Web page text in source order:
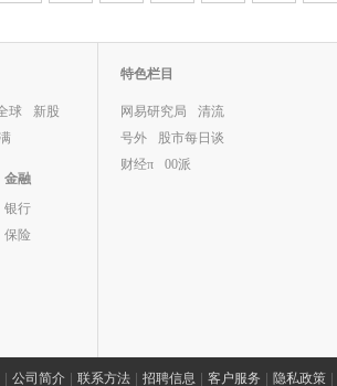
球
新股
金融
银行
保险
特色栏目
网易研究局
清流
号外
股市每日谈
财经π
00派
公司简介 联系方法 招聘信息 客户服务 隐私政策